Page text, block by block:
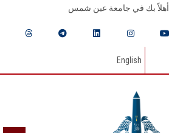
أهلاً بك في جامعة عين شمس
English